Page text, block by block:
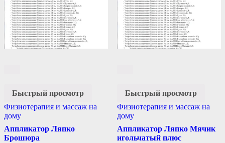
Быстрый просмотр
Физиотерапия и массаж на
дому
Аппликатор Ляпко
Брошюра
Быстрый просмотр
Физиотерапия и массаж на
дому
Аппликатор Ляпко Мячик
игольчатый плюс